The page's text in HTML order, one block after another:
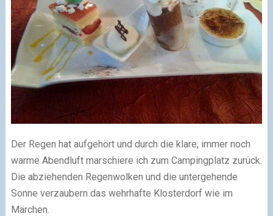
Der Regen hat aufgehört und durch die klare, immer noch
warme Abendluft marschiere ich zum Campingplatz zurück.
Die abziehenden Regenwolken und die untergehende
Sonne verzaubern das wehrhafte Klosterdorf wie im
Märchen.